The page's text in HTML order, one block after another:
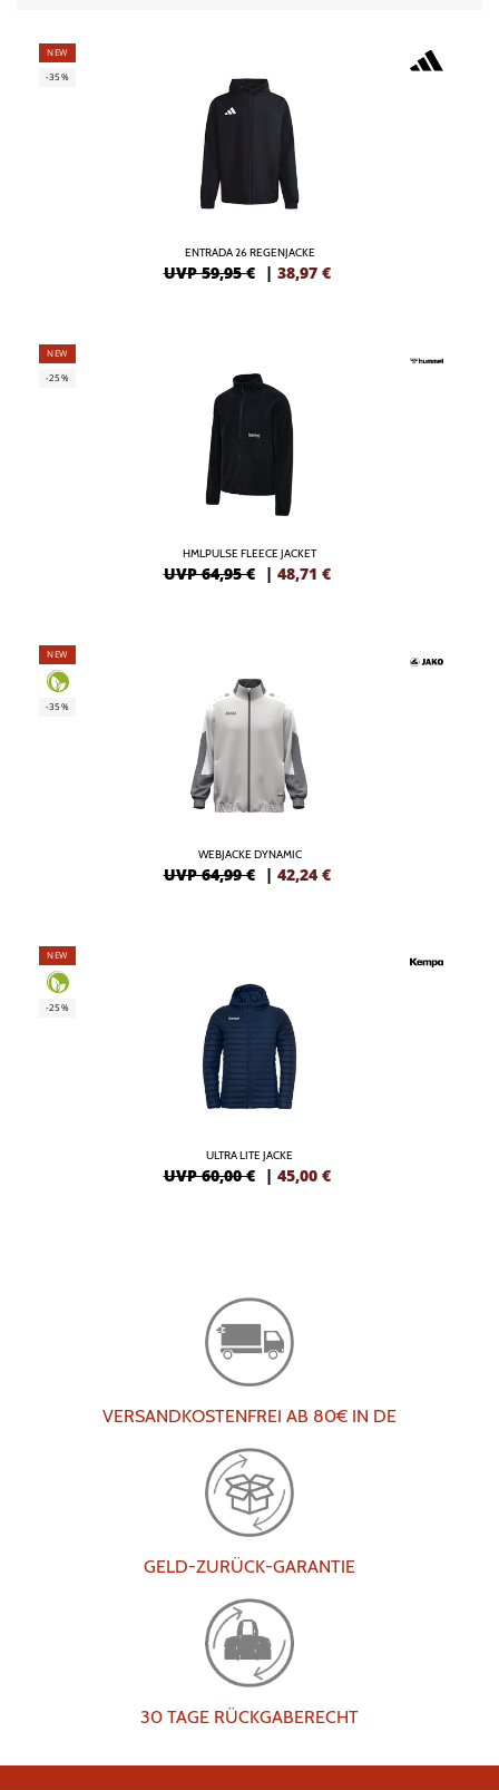
NEW
-35%
ENTRADA 26 REGENJACKE
UVP 59,95 € | 38,97 €
NEW
-25%
HMLPULSE FLEECE JACKET
UVP 64,95 € | 48,71 €
NEW
-35%
WEBJACKE DYNAMIC
UVP 64,99 € | 42,24 €
NEW
-25%
ULTRA LITE JACKE
UVP 60,00 € | 45,00 €
VERSANDKOSTENFREI AB 80€ IN DE
GELD-ZURÜCK-GARANTIE
30 TAGE RÜCKGABERECHT